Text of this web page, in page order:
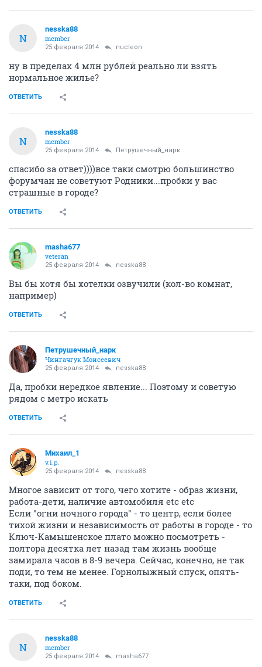
N
nesska88
member
25 февраля 2014 nucleon
ну в пределах 4 млн рублей реально ли взять
нормальное жилье?
ОТВЕТИТЬ
N
nesska88
member
25 февраля 2014 Петрушечный_нарк
спасибо за ответ))))все таки смотрю большинство
форумчан не советуют Родники...пробки у вас
страшные в городе?
ОТВЕТИТЬ
masha677
veteran
25 февраля 2014 nesska88
Вы бы хотя бы хотелки озвучили (кол-во комнат,
например)
ОТВЕТИТЬ
Петрушечный_нарк
Чингачгук Моисеевич
25 февраля 2014 nesska88
Да, пробки нередкое явление... Поэтому и советую
рядом с метро искать
ОТВЕТИТЬ
Михаил_1
v.i.p.
25 февраля 2014 nesska88
Многое зависит от того, чего хотите - образ жизни,
работа-дети, наличие автомобиля etc etc
Если "огни ночного города" - то центр, если более
тихой жизни и независимость от работы в городе - то
Ключ-Камышенское плато можно посмотреть -
полтора десятка лет назад там жизнь вообще
замирала часов в 8-9 вечера. Сейчас, конечно, не так
поди, то тем не менее. Горнолыжный спуск, опять-
таки, под боком.
ОТВЕТИТЬ
N
nesska88
member
25 февраля 2014 masha677